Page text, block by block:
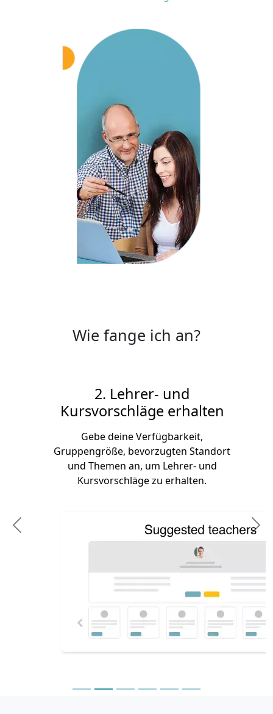
Wie fange ich an?
2. Lehrer- und
Kursvorschläge erhalten
Gebe deine Verfügbarkeit,
Gruppengröße, bevorzugten Standort
und Themen an, um Lehrer- und
Kursvorschläge zu erhalten.
Previous